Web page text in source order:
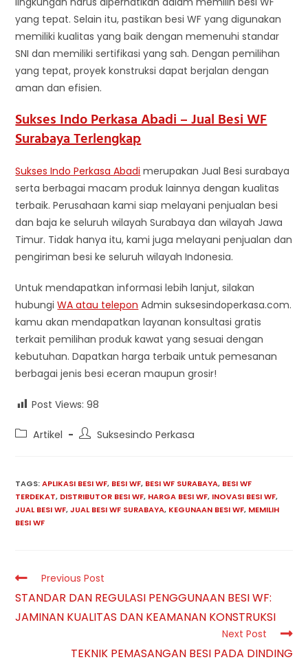
yang tepat. Selain itu, pastikan besi WF yang digunakan
memiliki kualitas yang baik dengan memenuhi standar
SNI dan memiliki sertifikasi yang sah. Dengan pemilihan
yang tepat, proyek konstruksi dapat berjalan dengan
aman dan efisien.
Sukses Indo Perkasa Abadi – Jual Besi WF
Surabaya Terlengkap
Sukses Indo Perkasa Abadi merupakan Jual Besi surabaya
serta berbagai macam produk lainnya dengan kualitas
terbaik. Perusahaan kami siap melayani penjualan besi
dan baja ke seluruh wilayah Surabaya dan wilayah Jawa
Timur. Tidak hanya itu, kami juga melayani penjualan dan
pengiriman besi ke seluruh wilayah Indonesia.
Untuk mendapatkan informasi lebih lanjut, silakan
hubungiWA atau telepon Admin suksesindoperkasa.com.
kamu akan mendapatkan layanan konsultasi gratis
terkait pemilihan produk kawat yang sesuai dengan
kebutuhan. Dapatkan harga terbaik untuk pemesanan
berbagai jenis besi eceran maupun grosir!
Post Views: 98
PostArtikel
PostSuksesindo Perkasa
TAGS:APLIKASI BESI WF, BESI WF, BESI WF SURABAYA, BESI WF
TERDEKAT, DISTRIBUTOR BESI WF, HARGA BESI WF, INOVASI BESI WF,
JUAL BESI WF, JUAL BESI WF SURABAYA, KEGUNAAN BESI WF, MEMILIH
BESI WF
Read
more
articles
Previous Post
STANDAR DAN REGULASI PENGGUNAAN BESI WF:
JAMINAN KUALITAS DAN KEAMANAN KONSTRUKSI
Next Post
TEKNIK PEMASANGAN BESI PADA DINDING